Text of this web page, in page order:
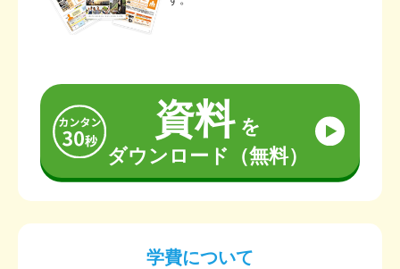
資料を
ダウンロード（無料）
学費について